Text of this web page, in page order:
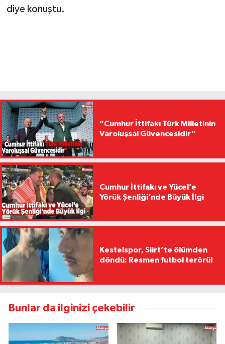
diye konuştu.
“Cumhur İttifakı Türk Milletinin
Varoluşsal Güvencesidir”
Cumhur İttifakı ve Yücel’e
Yörük Şenliği’nde Büyük İlgi
Kestelspor, Siirt’te ölümden
döndü: Resmen futbol terörü!
Bunlar da ilginizi çekebilir